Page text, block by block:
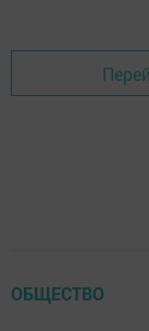
ОБЩЕСТВО